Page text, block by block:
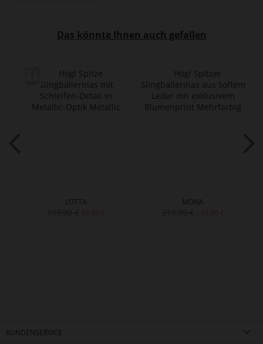
Das könnte Ihnen auch gefallen
LOTTA MONA
KUNDENSERVICE